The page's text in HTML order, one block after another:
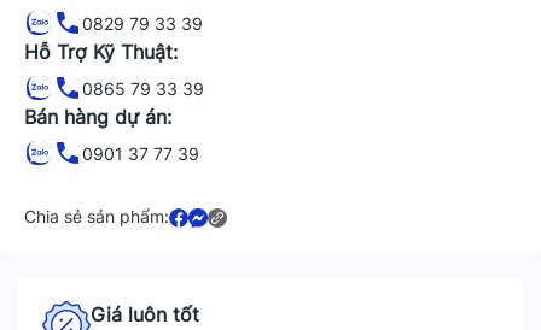
0829 79 33 39
Hỗ Trợ Kỹ Thuật:
0865 79 33 39
Bán hàng dự án:
0901 37 77 39
Chia sẻ sản phẩm:
Giá luôn tốt